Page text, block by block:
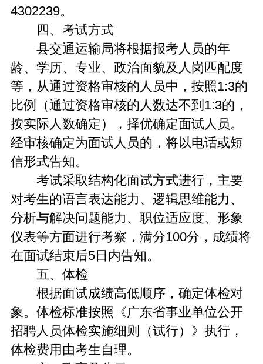
4302239。
四、考试方式
县交通运输局将根据报考人员的年
龄、学历、专业、政治面貌及人岗匹配度
等，从通过资格审核的人员中，按照1:3的
比例（通过资格审核的人数达不到1:3的，
按实际人数确定），择优确定面试人员。
经审核确定为面试人员的，将以电话或短
信形式告知。
考试采取结构化面试方式进行，主要
对考生的语言表达能力、逻辑思维能力、
分析与解决问题能力、职位适应度、形象
仪表等方面进行考察，满分100分，成绩将
在面试结束后5日内告知。
五、体检
根据面试成绩高低顺序，确定体检对
象。体检标准按照《广东省事业单位公开
招聘人员体检实施细则（试行）》执行，
体检费用由考生自理。